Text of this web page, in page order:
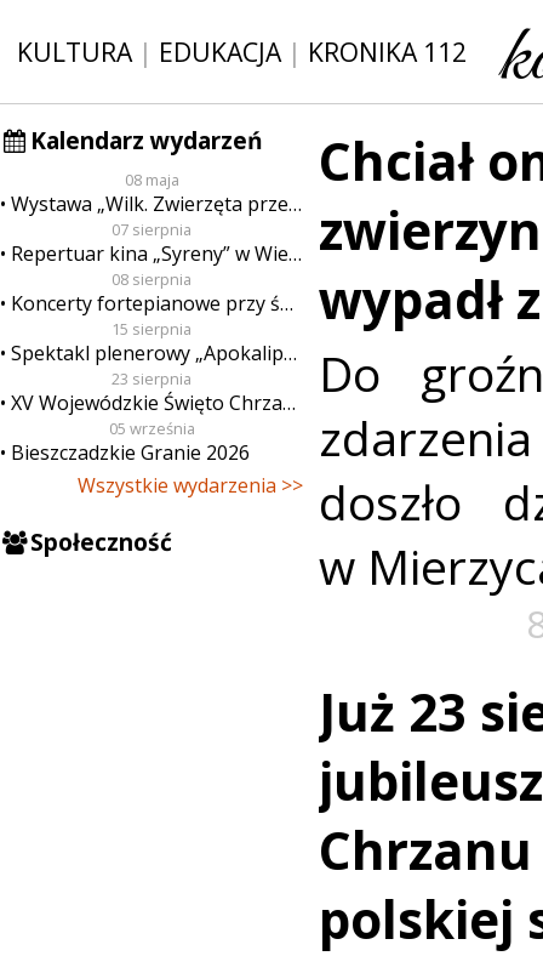
KULTURA| EDUKACJA| KRONIKA 112
Kalendarz wydarzeń
08 maja
Wystawa „Wilk. Zwierzęta przeklęte”
07 sierpnia
Repertuar kina „Syreny” w Wieluniu w dn. od 7 do 13 sierpnia
08 sierpnia
Koncerty fortepianowe przy świecach
15 sierpnia
Spektakl plenerowy „Apokalipsa”
23 sierpnia
XV Wojewódzkie Święto Chrzanu
05 września
Bieszczadzkie Granie 2026
Wszystkie wydarzenia >>
Społeczność
Chciał
wypadł
Do
doszło
w
Już 23
polskiej